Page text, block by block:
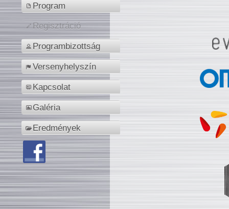
Program
Regisztráció
Programbizottság
Versenyhelyszín
Kapcsolat
Galéria
Eredmények